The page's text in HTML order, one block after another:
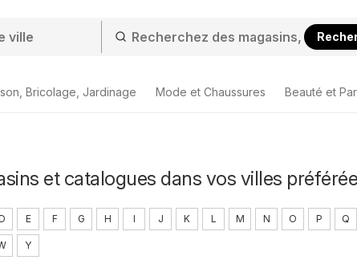
Bricolage, Jardinage Mode et Chaussures Beauté et
et catalogues dans vos villes
E F G H I J K L M N O P Q
Y